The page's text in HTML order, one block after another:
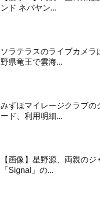
ンド ネバヤン...
ソラテラスのライブカメラ
野県竜王で雲海...
みずほマイレージクラブの
ード、利用明細...
【画像】星野源、両親のジ
「Signal」の...